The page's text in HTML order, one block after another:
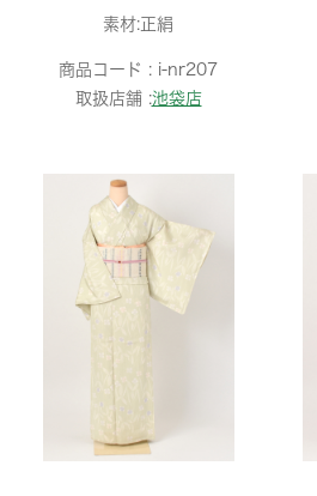
素材:正絹
商品コード : i-nr207
取扱店舗 :池袋店